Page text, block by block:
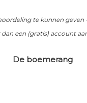
te kunnen geven
een (gratis) account
De boemerang